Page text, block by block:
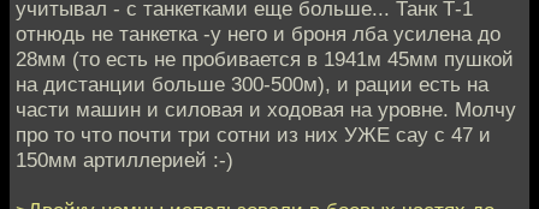
учитывал - с танкетками еще больше... Танк Т-1
отнюдь не танкетка -у него и броня лба усилена до
28мм (то есть не пробивается в 1941м 45мм пушкой
на дистанции больше 300-500м), и рации есть на
части машин и силовая и ходовая на уровне. Молчу
про то что почти три сотни из них УЖЕ сау с 47 и
150мм артиллерией :-)